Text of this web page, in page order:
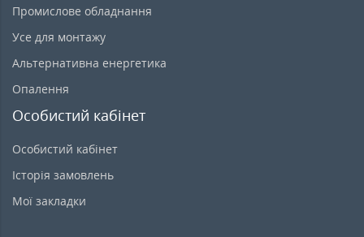
Промислове обладнання
Усе для монтажу
Альтернативна енергетика
Опалення
Особистий кабінет
Особистий кабінет
Історія замовлень
Мої закладки